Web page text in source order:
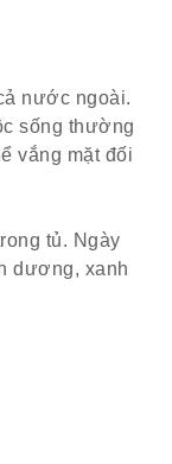
nước ngoài.
sống thường
vắng mặt đối
tủ. Ngày
dương, xanh